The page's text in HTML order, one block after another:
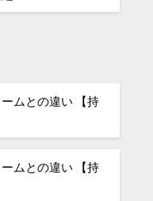
ムとの違い 【持
ムとの違い 【持